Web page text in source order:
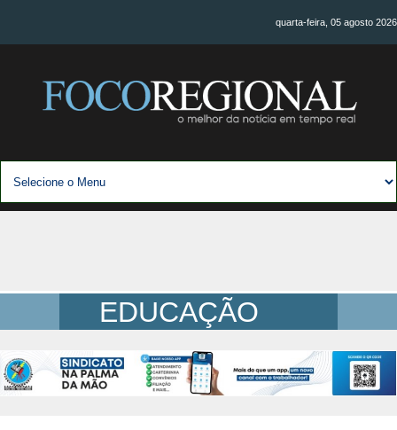
quarta-feira, 05 agosto 2026
EDUCAÇÃO